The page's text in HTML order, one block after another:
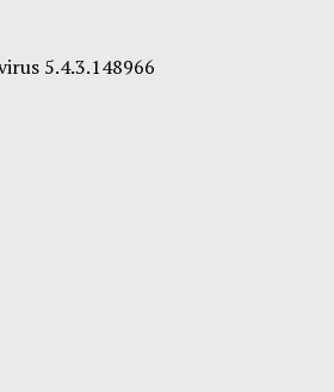
5.4.3.148966